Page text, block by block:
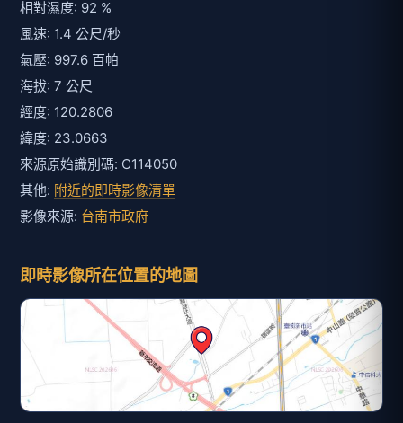
相對濕度: 92 %
風速: 1.4 公尺/秒
氣壓: 997.6 百帕
海拔: 7 公尺
經度: 120.2806
緯度: 23.0663
來源原始識別碼: C114050
其他: 附近的即時影像清單
影像來源: 台南市政府
即時影像所在位置的地圖